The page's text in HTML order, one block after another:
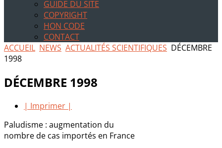
GUIDE DU SITE
COPYRIGHT
HON CODE
CONTACT
ACCUEIL NEWS ACTUALITÉS SCIENTIFIQUES DÉCEMBRE
1998
DÉCEMBRE 1998
| Imprimer |
Paludisme : augmentation du
nombre de cas importés en France